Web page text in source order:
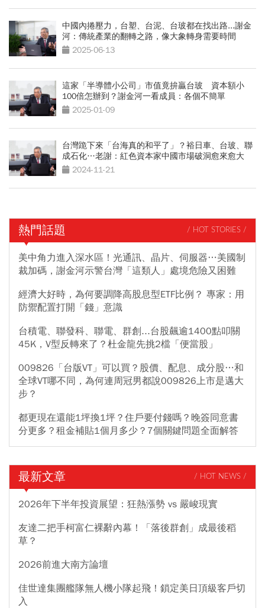
中國內捲壓力，台塑、台泥、台玻都在找出路...謝金
河：傳統產業的翻轉之路，像大象轉身需要時間
2025-06-13
這家「半導體小公司」市值竟拚贏台玻 資本額小
100倍怎辦到？謝金河一看成員：各個不簡單
2025-01-09
台灣跪下來「台海真的和平了」？裕日車、台玻、聯
成石化…老謝：紅色資本家中國市場破洞愈來愈大
2024-11-21
熱門話題 / HOT STORIES /
美中角力進入深水區！光通訊、晶片、伺服器…美國制
裁加碼，謝金河示警台灣「這類人」處境危險又困難
經濟大好時，為何要調降高股息型ETF比例？ 專家：用
防禦配置打開「錢」意識
台積電、聯發科、聯電、群創...台股飆逾1400點叩關
45K，V型反轉來了？杜金龍先挑2檔「便當股」
009826「台版VT」可以買？股價、配息、成分股…和
全球VT哪不同，為何連周冠男都說009826上市是邁大
步？
都更現在還能1坪換1坪？住戶要付錢嗎？晚簽同意書
分更多？租金補貼1個月多少？7個關鍵問題全面解答
最新文章 / HOT NEWS /
2026年下半年投資展望：狂熱漲勢 vs 嚴峻現實
友達二把手柯富仁裸辭內幕！「落後群創」成最後稻
草？
2026前進大南方論壇
佳世達集團艦隊無人機小隊起飛！鎖定美日頂級客戶切
入